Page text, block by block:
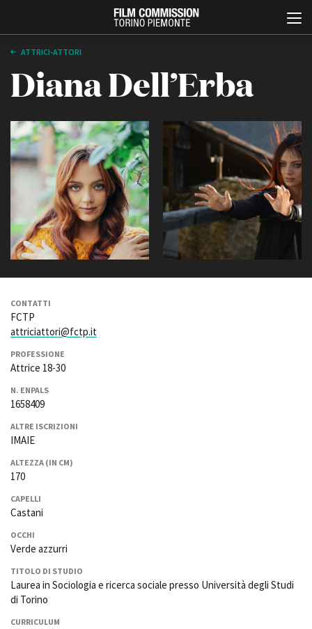
Italiano English
ABOUT
Chi siamo
Storia della Fondazione
Contatti
Partner
Rete regionale
Bilancio sociale
Amministrazione
trasparente
Bandi e gare
Sostenibilità ambientale
SERVIZI
Location scouting
Sala Casting
FILM FUNDS
Piemonte Film Tv Fund
Piemonte Film Tv
Development Fund
Piemonte Doc Film Fund
EVENTI, SPECIALI
Anteprime in Piemonte
TFI Torino Film Industry -
Toronto International Film
ATTRICI-ATTORI
Diana Dell’Erba
CONTATTI
FCTP
attriciattori@fctp.it
PROFESSIONE
Attrice 18-30
N. ENPALS
1658409
ALTRE ISCRIZIONI
IMAIE
ALTEZZA (IN CM)
170
CAPELLI
Castani
OCCHI
Verde azzurri
TITOLO DI STUDIO
Laurea in Sociologia e ricerca sociale presso Università degli Studi
di Torino
CURRICULUM